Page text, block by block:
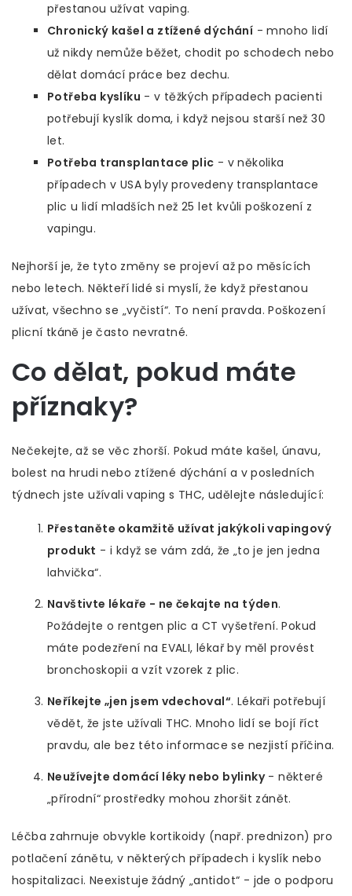
přestanou užívat vaping.
Chronický kašel a ztížené dýchání - mnoho lidí
už nikdy nemůže běžet, chodit po schodech nebo
dělat domácí práce bez dechu.
Potřeba kyslíku - v těžkých případech pacienti
potřebují kyslík doma, i když nejsou starší než 30
let.
Potřeba transplantace plic - v několika
případech v USA byly provedeny transplantace
plic u lidí mladších než 25 let kvůli poškození z
vapingu.
Nejhorší je, že tyto změny se projeví až po měsících
nebo letech. Někteří lidé si myslí, že když přestanou
užívat, všechno se „vyčistí“. To není pravda. Poškození
plicní tkáně je často nevratné.
Co dělat, pokud máte
příznaky?
Nečekejte, až se věc zhorší. Pokud máte kašel, únavu,
bolest na hrudi nebo ztížené dýchání a v posledních
týdnech jste užívali vaping s THC, udělejte následující:
Přestaněte okamžitě užívat jakýkoli vapingový
produkt - i když se vám zdá, že „to je jen jedna
lahvička“.
Navštivte lékaře - ne čekajte na týden.
Požádejte o rentgen plic a CT vyšetření. Pokud
máte podezření na EVALI, lékař by měl provést
bronchoskopii a vzít vzorek z plic.
Neříkejte „jen jsem vdechoval“. Lékaři potřebují
vědět, že jste užívali THC. Mnoho lidí se bojí říct
pravdu, ale bez této informace se nezjistí příčina.
Neužívejte domácí léky nebo bylinky- některé
„přírodní“ prostředky mohou zhoršit zánět.
Léčba zahrnuje obvykle kortikoidy (např. prednizon) pro
potlačení zánětu, v některých případech i kyslík nebo
hospitalizaci. Neexistuje žádný „antidot“ - jde o podporu